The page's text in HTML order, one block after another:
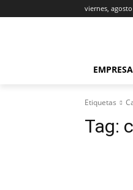
viernes,
EMPRESA
Etiquetas
Tag: